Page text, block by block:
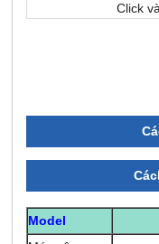
Click
Model